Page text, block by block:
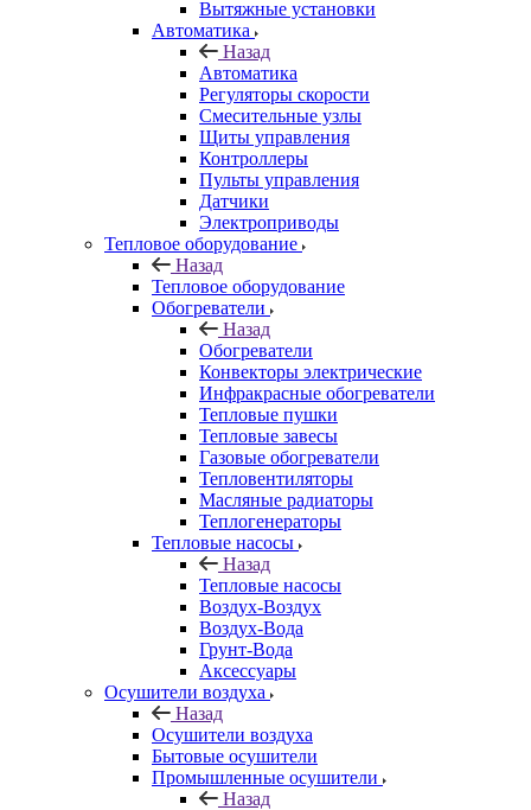
Вытяжные установки
Автоматика
Назад
Автоматика
Регуляторы скорости
Смесительные узлы
Щиты управления
Контроллеры
Пульты управления
Датчики
Электроприводы
Тепловое оборудование
Назад
Тепловое оборудование
Обогреватели
Назад
Обогреватели
Конвекторы электрические
Инфракрасные обогреватели
Тепловые пушки
Тепловые завесы
Газовые обогреватели
Тепловентиляторы
Масляные радиаторы
Теплогенераторы
Тепловые насосы
Назад
Тепловые насосы
Воздух-Воздух
Воздух-Вода
Грунт-Вода
Аксессуары
Осушители воздуха
Назад
Осушители воздуха
Бытовые осушители
Промышленные осушители
Назад